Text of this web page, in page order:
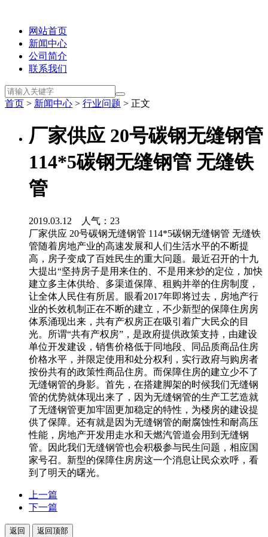
网站首页
新闻中心
公司简介
联系我们
首页 > 新闻中心 > 行业问题 > 正文
厂家供应 20号碳钢无缝钢管
114*5碳钢无缝钢管 无缝铁
管
2019.03.12 人气： 23
厂家供应 20号碳钢无缝钢管 114*5碳钢无缝钢管 无缝铁
管随着房地产业的高速发展和人们生活水平的不断提
高，房子变成了百姓民生的重大问题。最近召开的十九
大提出“坚持房子是用来住的、不是用来炒的定位，加快
建立多主体供给、多渠道保障、租购并举的住房制度，
让全体人民住有所居。眼看2017年即将过去，房地产行
业的长效机制正在不断的建立，不少新型的保障住房房
体系涌现出来，共有产权房正在吸引着广大民众的目
光。所谓“共有产权房”，是政府提供政策支持，由建设
单位开发建设，销售价格低于同地段、同品质商品住房
价格水平，并限定使用和处分权利，实行政府与购房者
按份共有的政策性商品住房。而保障住房的建立少不了
无缝钢管的身影。首先，在搭建脚架的时候我们无缝钢
管的优势就体现出来了，因为无缝钢管的生产工艺造就
了无缝钢管更加牢固更加稳定的特性，为楼房的建设提
供了保障。还有就是因为无缝钢管的耐腐蚀性和耐高压
性能，房地产开发用走水和天燃汽管道会用到无缝钢
管。因此我们无缝钢管也会积极参与民生问题，相应国
家号召。新型的保障住房房这一个消息让民众欢呼，看
到了明天的曙光。
上一篇
下一篇
返回 返回顶部